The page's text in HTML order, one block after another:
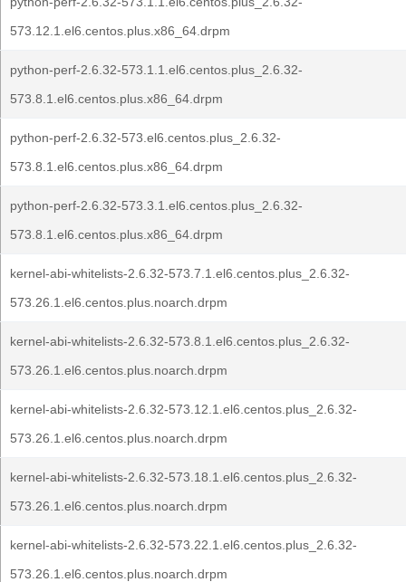
573.12.1.el6.centos.plus.x86_64.drpm
python-perf-2.6.32-573.1.1.el6.centos.plus_2.6.32-
573.8.1.el6.centos.plus.x86_64.drpm
python-perf-2.6.32-573.el6.centos.plus_2.6.32-
573.8.1.el6.centos.plus.x86_64.drpm
python-perf-2.6.32-573.3.1.el6.centos.plus_2.6.32-
573.8.1.el6.centos.plus.x86_64.drpm
kernel-abi-whitelists-2.6.32-573.7.1.el6.centos.plus_2.6.32-
573.26.1.el6.centos.plus.noarch.drpm
kernel-abi-whitelists-2.6.32-573.8.1.el6.centos.plus_2.6.32-
573.26.1.el6.centos.plus.noarch.drpm
kernel-abi-whitelists-2.6.32-573.12.1.el6.centos.plus_2.6.32-
573.26.1.el6.centos.plus.noarch.drpm
kernel-abi-whitelists-2.6.32-573.18.1.el6.centos.plus_2.6.32-
573.26.1.el6.centos.plus.noarch.drpm
kernel-abi-whitelists-2.6.32-573.22.1.el6.centos.plus_2.6.32-
573.26.1.el6.centos.plus.noarch.drpm